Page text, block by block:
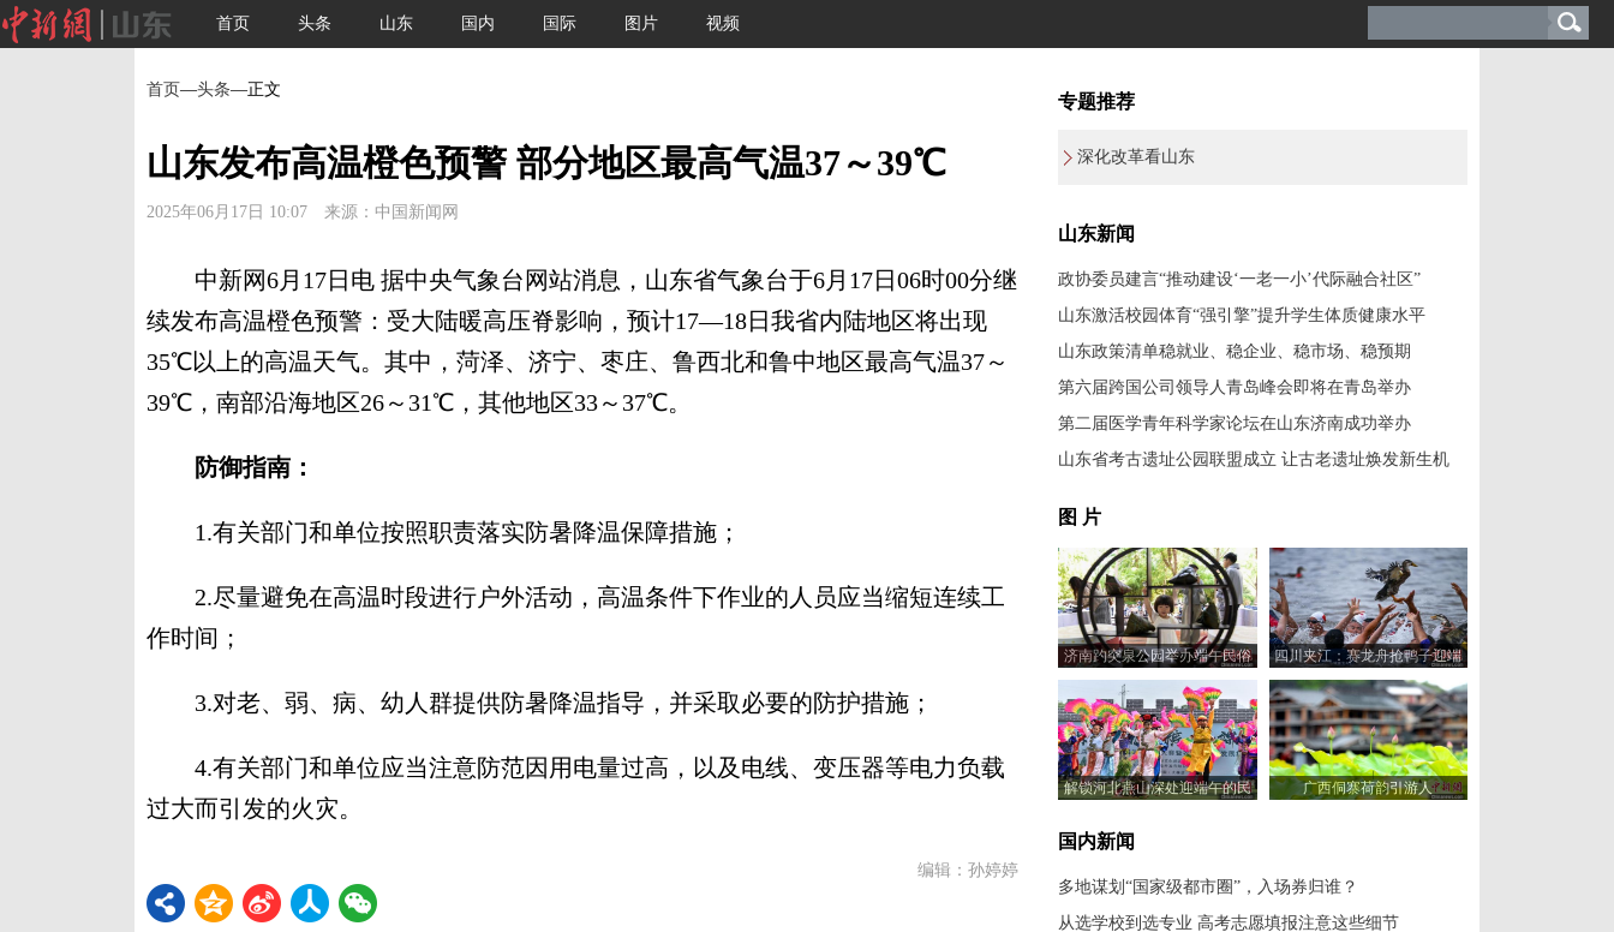
首页 头条 山东 国内 国际 图片 视频
首页—头条—正文
山东发布高温橙色预警 部分地区最高气温37～39℃
2025年06月17日 10:07 来源：中国新闻网
中新网6月17日电 据中央气象台网站消息，山东省气象台于6月17日06时00分继
续发布高温橙色预警：受大陆暖高压脊影响，预计17—18日我省内陆地区将出现
35℃以上的高温天气。其中，菏泽、济宁、枣庄、鲁西北和鲁中地区最高气温37～
39℃，南部沿海地区26～31℃，其他地区33～37℃。
防御指南：
1.有关部门和单位按照职责落实防暑降温保障措施；
2.尽量避免在高温时段进行户外活动，高温条件下作业的人员应当缩短连续工
作时间；
3.对老、弱、病、幼人群提供防暑降温指导，并采取必要的防护措施；
4.有关部门和单位应当注意防范因用电量过高，以及电线、变压器等电力负载
过大而引发的火灾。
编辑：孙婷婷
专题推荐
深化改革看山东
山东新闻
政协委员建言“推动建设‘一老一小’代际融合社区”
山东激活校园体育“强引擎”提升学生体质健康水平
山东政策清单稳就业、稳企业、稳市场、稳预期
第六届跨国公司领导人青岛峰会即将在青岛举办
第二届医学青年科学家论坛在山东济南成功举办
山东省考古遗址公园联盟成立 让古老遗址焕发新生机
图 片
济南趵突泉公园举办端午民俗
体验活动
四川夹江：赛龙舟抢鸭子迎端
午
解锁河北燕山深处迎端午的民
广西侗寨荷韵引游人
国内新闻
多地谋划“国家级都市圈”，入场券归谁？
从选学校到选专业 高考志愿填报注意这些细节